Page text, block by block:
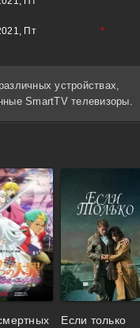
Пт *
устройствах,
SmartTV телевизоры.
Если только